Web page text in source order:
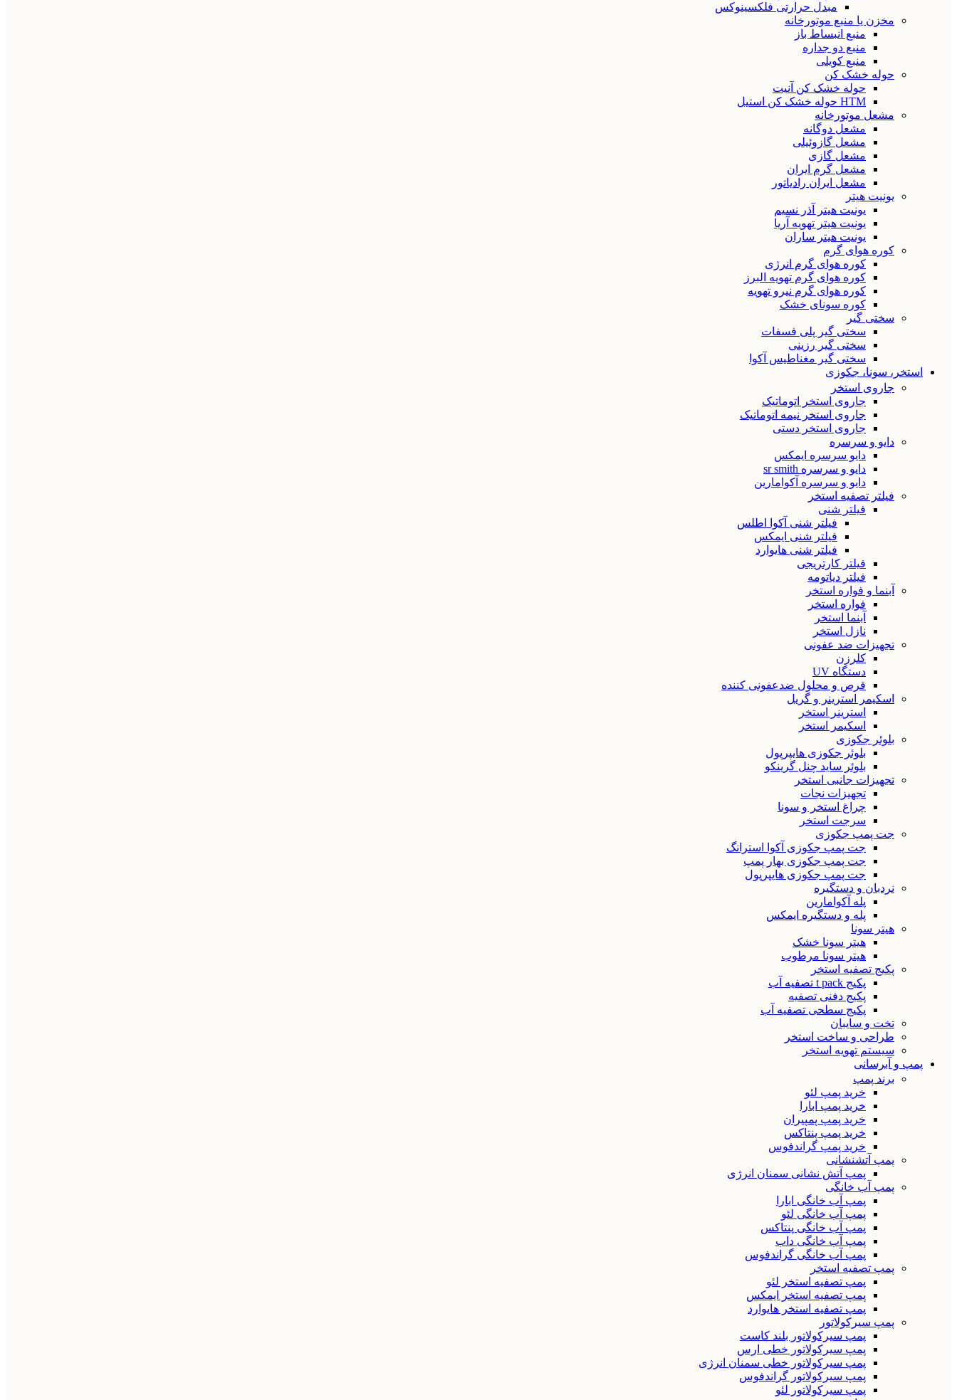
مبدل حرارتی فلکسینوکس
مخزن یا منبع موتورخانه
منبع انبساط باز
منبع دو جداره
منبع کویلی
حوله خشک کن
حوله خشک کن آنیت
HTM حوله خشک کن استیل
مشعل موتورخانه
مشعل دوگانه
مشعل گازوئیلی
مشعل گازی
مشعل گرم ایران
مشعل ایران رادیاتور
یونیت هیتر
یونیت هیتر آذر نسیم
یونیت هیتر تهویه آریا
یونیت هیتر ساران
کوره هوای گرم
کوره هوای گرم انرژی
کوره هوای گرم تهویه البرز
کوره هوای گرم نیرو تهویه
کوره سونای خشک
سختی گیر
سختی گیر پلی فسفات
سختی گیر رزینی
سختی گیر مغناطیس آکوا
استخر، سونا، جکوزی
جاروی استخر
جاروی استخر اتوماتیک
جاروی استخر نیمه اتوماتیک
جاروی استخر دستی
دایو و سرسره
دایو سرسره ایمکس
دایو و سرسره sr smith
دایو و سرسره آکوامارین
فیلتر تصفیه استخر
فیلتر شنی
فیلتر شنی آکوا اطلس
فیلتر شنی ایمکس
فیلتر شنی هایوارد
فیلتر کارتریجی
فیلتر دیاتومه
آبنما و فواره استخر
فواره استخر
آبنما استخر
نازل استخر
تجهیزات ضد عفونی
کلرزن
دستگاه UV
قرص و محلول ضدعفونی کننده
اسکیمر استرینر و گریل
استرینر استخر
اسکیمر استخر
بلوئر جکوزی
بلوئر جکوزی هایپرپول
بلوئر ساید چنل گرینکو
تجهیزات جانبی استخر
تجهیزات نجات
چراغ استخر و سونا
سرجت استخر
جت پمپ جکوزی
جت پمپ جکوزی آکوا استرانگ
جت پمپ جکوزی بهار پمپ
جت پمپ جکوزی هایپرپول
نردبان و دستگیره
پله آکوامارین
پله و دستگیره ایمکس
هیتر سونا
هیتر سونا خشک
هیتر سونا مرطوب
پکیج تصفیه استخر
پکیج t pack تصفیه آب
پکیج دفنی تصفیه
پکیج سطحی تصفیه آب
تخت و سایبان
طراحی و ساخت استخر
سیستم تهویه استخر
پمپ و آبرسانی
برند پمپ
خرید پمپ لئو
خرید پمپ ابارا
خرید پمپ پمپیران
خرید پمپ پنتاکس
خرید پمپ گراندفوس
پمپ آتشنشانی
پمپ آتش نشانی سمنان انرژی
پمپ آب خانگی
پمپ آب خانگی ابارا
پمپ آب خانگی لئو
پمپ آب خانگی پنتاکس
پمپ آب خانگی داب
پمپ آب خانگی گراندفوس
پمپ تصفیه استخر
پمپ تصفیه استخر لئو
پمپ تصفیه استخر ایمکس
پمپ تصفیه استخر هایوارد
پمپ سیرکولاتور
پمپ سیرکولاتور بلند کاست
پمپ سیرکولاتور خطی ارس
پمپ سیرکولاتور خطی سمنان انرژی
پمپ سیرکولاتور گراندفوس
پمپ سیرکولاتور لئو